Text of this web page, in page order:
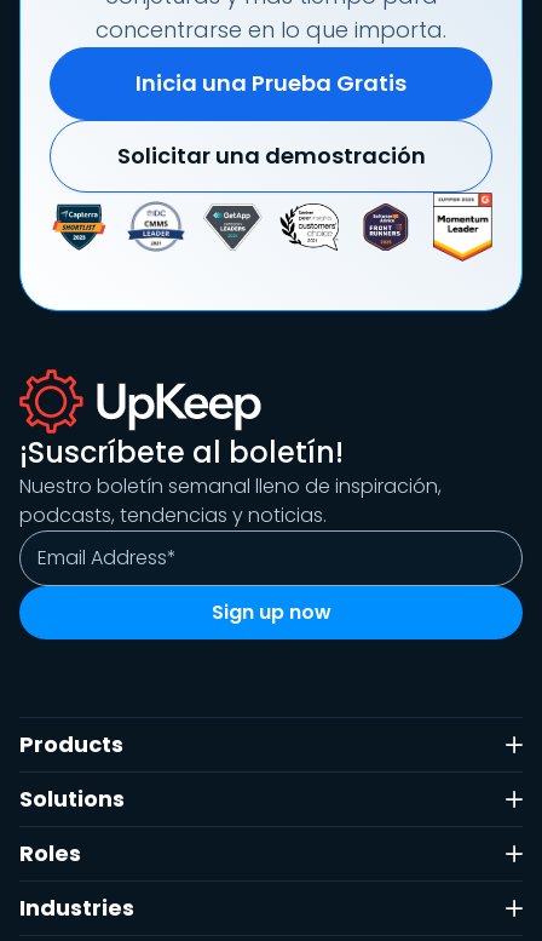
concentrarse en lo que importa.
Inicia una Prueba Gratis
Solicitar una demostración
¡Suscríbete al boletín!
Nuestro boletín semanal lleno de inspiración,
podcasts, tendencias y noticias.
Products
Solutions
Roles
Industries